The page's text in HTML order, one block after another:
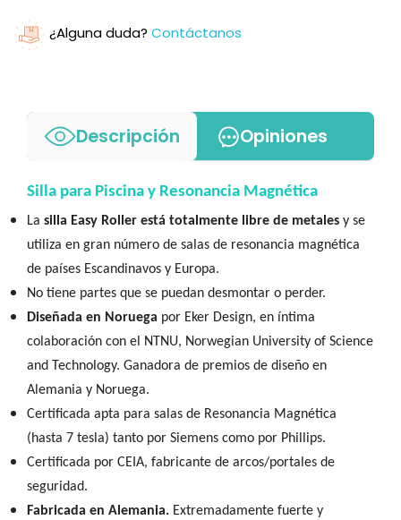
¿Alguna duda? Contáctanos
Descripción Opiniones
Silla para Piscina y Resonancia Magnética
La silla Easy Roller está totalmente libre de metales y se
utiliza en gran número de salas de resonancia magnética
de países Escandinavos y Europa.
No tiene partes que se puedan desmontar o perder.
Diseñada en Noruega por Eker Design, en íntima
colaboración con el NTNU, Norwegian University of Science
and Technology. Ganadora de premios de diseño en
Alemania y Noruega.
Certificada apta para salas de Resonancia Magnética
(hasta 7 tesla) tanto por Siemens como por Phillips.
Certificada por CEIA, fabricante de arcos/portales de
seguridad.
Fabricada en Alemania. Extremadamente fuerte y